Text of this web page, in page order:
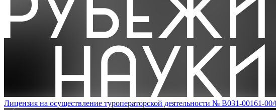
Лицензия на осуществление туроператорской деятельности № В031-00161-